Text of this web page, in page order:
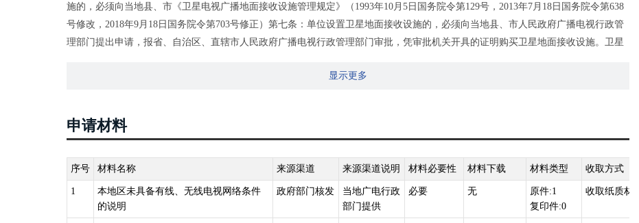
施的，必须向当地县、市《卫星电视广播地面接收设施管理规定》（1993年10月5日国务院令第129号，2013年7月18日国务院令第638
号修改，2018年9月18日国务院令第703号修正）第七条：单位设置卫星地面接收设施的，必须向当地县、市人民政府广播电视行政管
理部门提出申请，报省、自治区、直辖市人民政府广播电视行政管理部门审批，凭审批机关开具的证明购买卫星地面接收设施。卫星
《<卫星电视广播地面接收设施管理规定>实施细则》（1994年2月3日广电部令第11号）第五条。凡需设置卫星地面接收设施接收境外
发给相应的《许可证》。
显示更多
申请材料
序号 材料名称 来源渠道 来源渠道说明 材料必要性 材料下载 材料类型 收取方式
1
本地区未具备有线、无线电视网络条件
的说明
政府部门核发
当地广电行政
部门提供
必要 无
原件:1
复印件:0
收取纸质材料